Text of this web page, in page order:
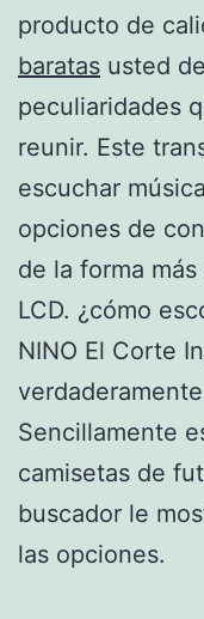
producto de
baratas usted
peculiaridades
reunir. Este
escuchar
opciones de
de la forma
LCD. ¿cómo
NINO El Corte
Sencillamente
camisetas de
buscador le
las opciones.